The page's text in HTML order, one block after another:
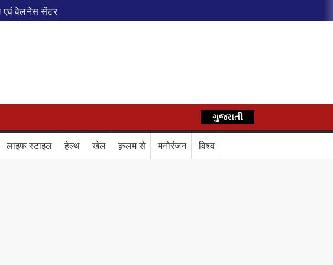
एवं वेलनेस सेंटर
फेरे विस्तारित
में बड़ा बदलाव
ऑफ इंडिया’ सम्मान
बड़ा संदेश
Train Route Diversion: अहमदाबाद–दरभंगा स्पेशल ट्रेन का मार्ग बदला
डिजिटल कवच
BPCL Ethanol Case: इथेनॉल आवंटन विवाद पर सरकार का जवाब
हिन्दी
ગુજરાતી
लाइफ स्टाइल हेल्थ खेल क़लम से मनोरंजन विश्व